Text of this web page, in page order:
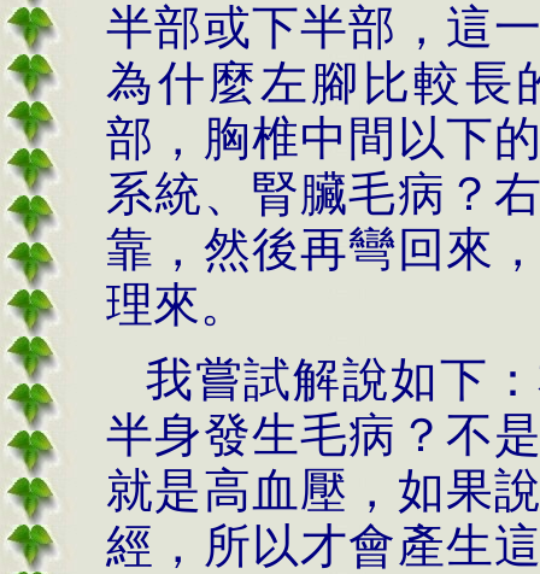
半部或下半部，這
為什麼左腳比較長
部，胸椎中間以下
系統、腎臟毛病？
靠，然後再彎回來
理來。
我嘗試解說如下
半身發生毛病？不
就是高血壓，如果
經，所以才會產生